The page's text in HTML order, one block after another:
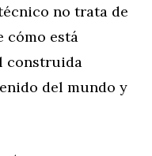
no trata de
cómo está
construida
del mundo y